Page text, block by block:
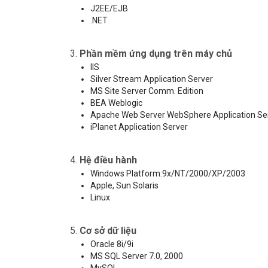
J2EE/EJB
.NET
3. Phần mềm ứng dụng trên máy chủ
IIS
Silver Stream Application Server
MS Site Server Comm. Edition
BEA Weblogic
Apache Web Server WebSphere Application
iPlanet Application Server
4. Hệ điều hành
Windows Platform:9x/NT/2000/XP/2003
Apple, Sun Solaris
Linux
5. Cơ sở dữ liệu
Oracle 8i/9i
MS SQL Server 7.0, 2000